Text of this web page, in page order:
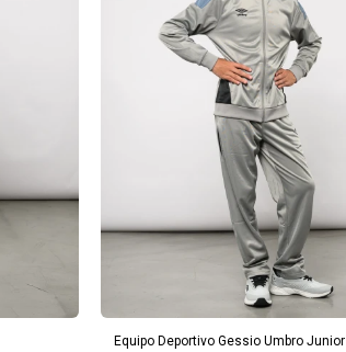
Equipo Deportivo Gessio Umbro Junior
AGREGAR AL CARRITO